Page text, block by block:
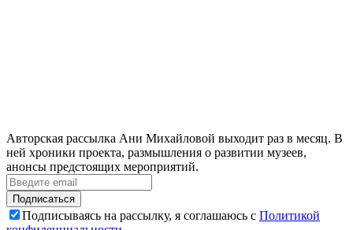
Авторская рассылка Ани Михайловой выходит раз в месяц. В
ней хроники проекта, размышления о развитии музеев,
анонсы предстоящих мероприятий.
Подписаться
Подписываясь на рассылку, я соглашаюсь с Политикой